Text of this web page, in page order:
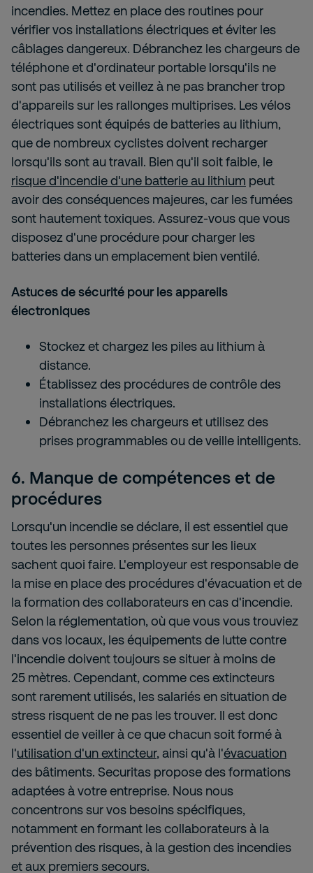
incendies. Mettez en place des routines pour
vérifier vos installations électriques et éviter les
câblages dangereux. Débranchez les chargeurs de
téléphone et d'ordinateur portable lorsqu'ils ne
sont pas utilisés et veillez à ne pas brancher trop
d'appareils sur les rallonges multiprises. Les vélos
électriques sont équipés de batteries au lithium,
que de nombreux cyclistes doivent recharger
lorsqu'ils sont au travail. Bien qu'il soit faible, le
risque d'incendie d'une batterie au lithium peut
avoir des conséquences majeures, car les fumées
sont hautement toxiques. Assurez-vous que vous
disposez d'une procédure pour charger les
batteries dans un emplacement bien ventilé.
Astuces de sécurité pour les appareils
électroniques
Stockez et chargez les piles au lithium à
distance.
Établissez des procédures de contrôle des
installations électriques.
Débranchez les chargeurs et utilisez des
prises programmables ou de veille intelligents.
6. Manque de compétences et de
procédures
Lorsqu'un incendie se déclare, il est essentiel que
toutes les personnes présentes sur les lieux
sachent quoi faire. L'employeur est responsable de
la mise en place des procédures d'évacuation et de
la formation des collaborateurs en cas d'incendie.
Selon la réglementation, où que vous vous trouviez
dans vos locaux, les équipements de lutte contre
l'incendie doivent toujours se situer à moins de
25 mètres. Cependant, comme ces extincteurs
sont rarement utilisés, les salariés en situation de
stress risquent de ne pas les trouver. Il est donc
essentiel de veiller à ce que chacun soit formé à
l'utilisation d'un extincteur, ainsi qu'à l'évacuation
des bâtiments. Securitas propose des formations
adaptées à votre entreprise. Nous nous
concentrons sur vos besoins spécifiques,
notamment en formant les collaborateurs à la
prévention des risques, à la gestion des incendies
et aux premiers secours.